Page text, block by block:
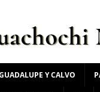
Y CALVO